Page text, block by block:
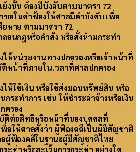
ย้งนั้น ต้องมีบังคับตามมาตรา 72
ขอในคำฟ้องให้ศาลมีคำบังคับ เพื่อ
ยหาย ตามมาตรา 72
กฎหรือคำสั่ง หรือสั่งห้ามกระทำ
น่วยงานทางปกครองหรือเจ้าหน้าที่
หน้าที่ภายในเวลาที่ศาลปกครอง
ช้เงิน หรือใช้ส่งมอบทรัพย์สิน หรือ
กระทำการ เช่น ให้ชำระค่าจ้างหรือเงิน
ครอง
อสิทธิหรือหน้าที่ของบุคคลที่
พื่อให้ศาลสั่งว่า ผู้ฟ้องคดีเป็นผู้มีสัญชาติ
ผู้ฟ้องคดีในฐานะผู้มีสัญชาติไทย
ำหรือละเว้นการกระทำ อย่างใด